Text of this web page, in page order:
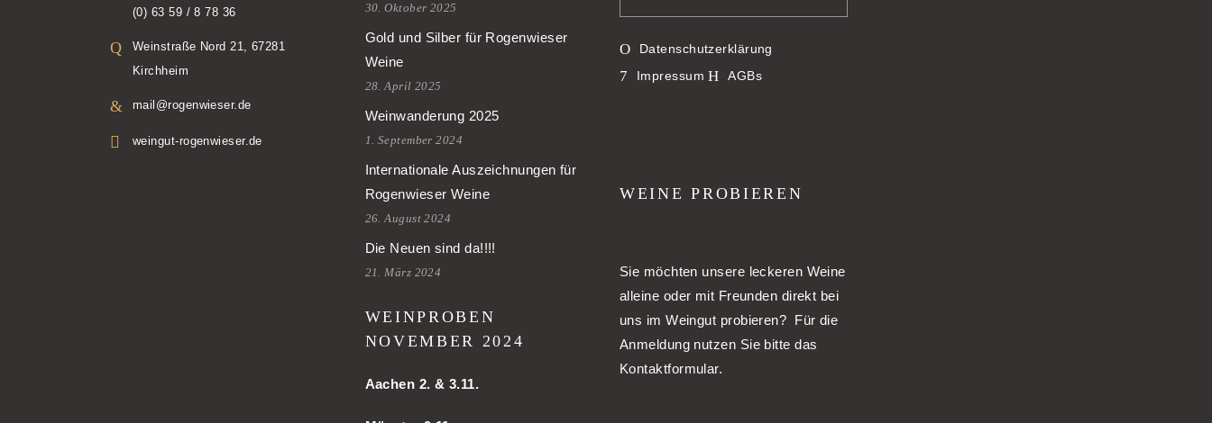
(0) 63 59 / 8 78 36
Weinstraße Nord 21, 67281
Kirchheim
mail@rogenwieser.de
weingut-rogenwieser.de
30. Oktober 2025
Gold und Silber für Rogenwieser
Weine
28. April 2025
Weinwanderung 2025
1. September 2024
Internationale Auszeichnungen für
Rogenwieser Weine
26. August 2024
Die Neuen sind da!!!!
21. März 2024
WEINPROBEN
NOVEMBER 2024
Aachen 2. & 3.11.
Datenschutzerklärung
Impressum
AGBs
WEINE PROBIEREN
Sie möchten unsere leckeren Weine
alleine oder mit Freunden direkt bei
uns im Weingut probieren? Für die
Anmeldung nutzen Sie bitte das
Kontaktformular.